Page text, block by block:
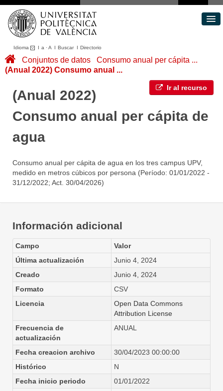
Idioma I a ·A I BuscarI Directorio
Conjuntos de datos
Áreas
Portal de Transparencia
Conjuntos de datos
Consumo anual per cápita ...
(Anual 2022) Consumo anual ...
Ir al recurso
(Anual 2022)
Consumo anual per cápita de
agua
Consumo anual per cápita de agua en los tres campus UPV,
medido en metros cúbicos por persona (Período: 01/01/2022 -
31/12/2022; Act. 30/04/2026)
Información adicional
Campo
Valor
Última actualización
Junio 4, 2024
Creado
Junio 4, 2024
Formato
CSV
Licencia
Open Data Commons
Attribution License
Frecuencia de
actualización
ANUAL
Fecha creacion archivo
30/04/2023 00:00:00
Histórico
N
Fecha inicio periodo
01/01/2022